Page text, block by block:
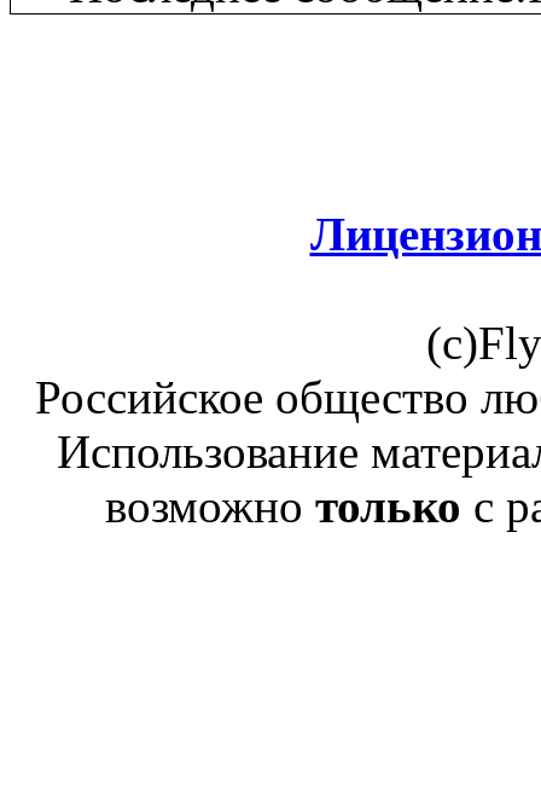
Российское общество
Использование
возможно только с